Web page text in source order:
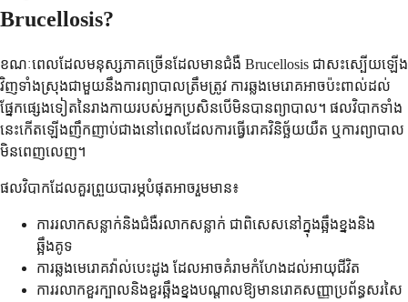
Brucellosis?
ខណៈពេលដែលមនុស្សភាគច្រើនដែលមានជំងឺ Brucellosis ជាសះស្បើយឡើង
វិញទាំងស្រុងជាមួយនឹងការព្យាបាលត្រឹមត្រូវ ការឆ្លងមេរោគអាចប៉ះពាល់ដល់
ផ្នែកផ្សេងទៀតនៃរាងកាយរបស់អ្នកប្រសិនបើមិនបានព្យាបាល។ ផលវិបាកទាំង
នេះកើតឡើងញឹកញាប់ជាងនៅពេលដែលការធ្វើរោគវិនិច្ឆ័យយឺត ឬការព្យាបាល
មិនពេញលេញ។
ផលវិបាកដែលគួរព្រួយបារម្ភបំផុតអាចរួមមាន៖
ការរលាកសន្លាក់និងជំងឺរលាកសន្លាក់ ជាពិសេសនៅក្នុងឆ្អឹងខ្នងនិង
ឆ្អឹងគូទ
ការឆ្លងមេរោគវ៉ាល់បេះដូង ដែលអាចគំរាមកំហែងដល់អាយុជីវិត
ការរលាកខួរក្បាលនិងខួរឆ្អឹងខ្នងបណ្តាលឱ្យមានរោគសញ្ញាប្រព័ន្ធសរសៃ